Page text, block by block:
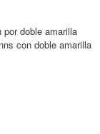
doble amarilla
con doble amarilla